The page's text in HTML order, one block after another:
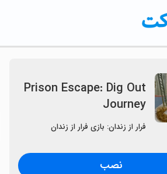
Prison Escape: Dig Out
Journey
فرار از زندان: بازی فرار از زندان
نصب